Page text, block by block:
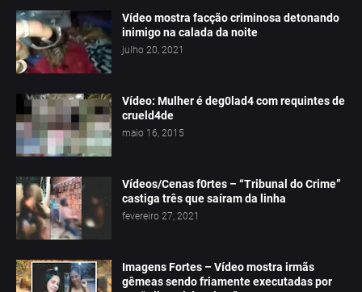
Vídeo mostra facção criminosa detonando
inimigo na calada da noite
julho 20, 2021
Vídeo: Mulher é deg0lad4 com requintes de
crueld4de
maio 16, 2015
Vídeos/Cenas f0rtes – “Tribunal do Crime”
castiga três que saíram da linha
fevereiro 27, 2021
Imagens Fortes – Vídeo mostra irmãs
gêmeas sendo friamente executadas por